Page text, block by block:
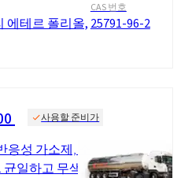
에테르 폴리올,
CAS 번호
25791-96-2
사용할 준비가
응성 가소제, 소
균일하고 무색에